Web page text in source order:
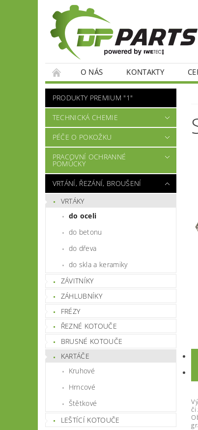
O NÁS KONTAKTY
PRODUKTY PREMIUM "1"
TECHNICKÁ CHEMIE
PÉČE O POKOŽKU
PRACOVNÍ OCHRANNÉ
POMŮCKY
VRTÁNÍ, ŘEZÁNÍ, BROUŠENÍ
VRTÁKY
do oceli
do betonu
do dřeva
do skla a keramiky
ZÁVITNÍKY
ZÁHLUBNÍKY
FRÉZY
ŘEZNÉ KOTOUČE
BRUSNÉ KOTOUČE
KARTÁČE
Kruhové
Hrncové
Štětkové
LEŠTÍCÍ KOTOUČE
či